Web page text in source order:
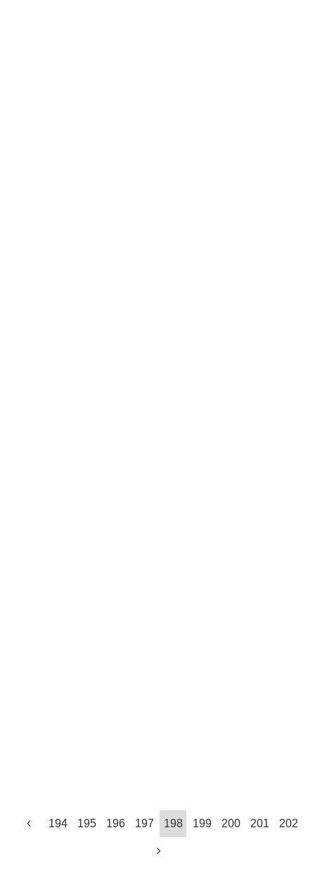
194 195 196 197 198 199 200 201 202